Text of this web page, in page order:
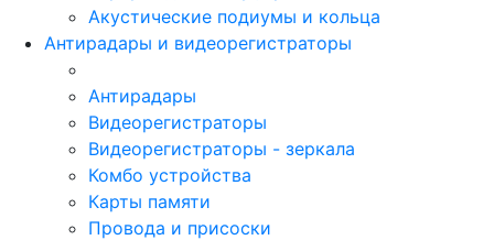
Акустические подиумы и кольца
Антирадары и видеорегистраторы
Антирадары
Видеорегистраторы
Видеорегистраторы - зеркала
Комбо устройства
Карты памяти
Провода и присоски